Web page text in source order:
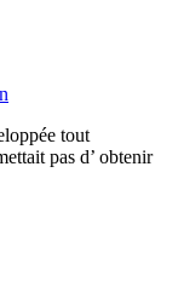
tout
pas d’ obtenir